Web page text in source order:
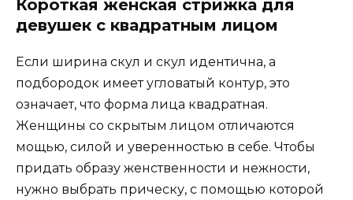
Короткая женская стрижка для
девушек с квадратным лицом
Если ширина скул и скул идентична, а
подбородок имеет угловатый контур, это
означает, что форма лица квадратная.
Женщины со скрытым лицом отличаются
мощью, силой и уверенностью в себе. Чтобы
придать образу женственности и нежности,
нужно выбрать прическу, с помощью которой